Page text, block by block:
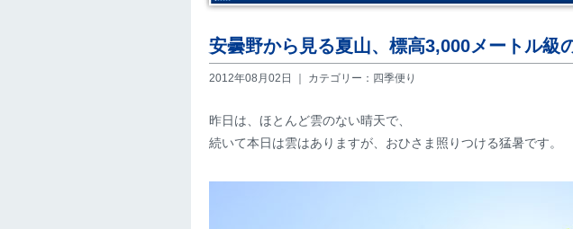
安曇野から見る夏山、標高3,000メートル級
2012年08月02日 ｜ カテゴリー：四季便り
昨日は、ほとんど雲のない晴天で、
続いて本日は雲はありますが、おひさま照りつける猛暑です。